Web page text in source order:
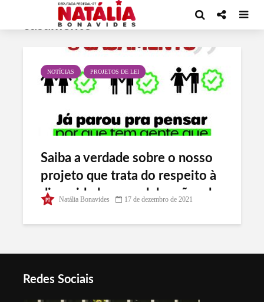
Tag - Declaro firmado o
casamento
NOTÍCIAS PROJETOS DE LEI
Saiba a verdade sobre o nosso
projeto que trata do respeito à
diversidade nas celebrações de
Natália Bonavides 17 de dezembro de 2021
Redes Sociais